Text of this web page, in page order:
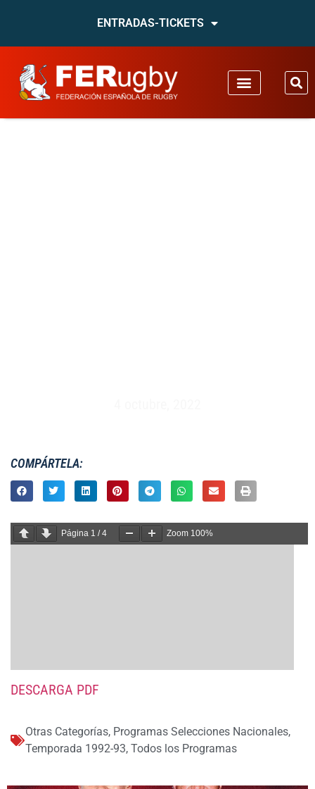
ENTRADAS-TICKETS
COMPÁRTELA:
Página 1 /4 Zoom 100%
DESCARGA PDF
Otras Categorías, Programas Selecciones Nacionales,
Temporada 1992-93, Todos los Programas